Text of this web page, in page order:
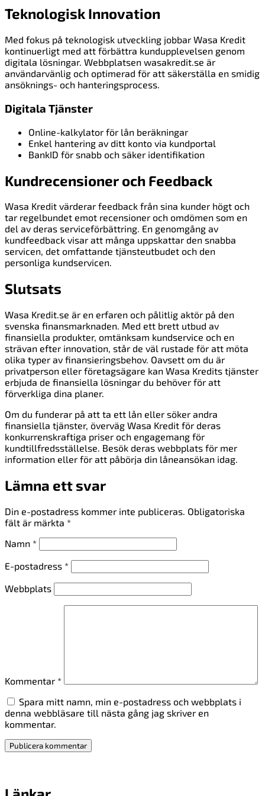
Teknologisk Innovation
Med fokus på teknologisk utveckling jobbar Wasa Kredit
kontinuerligt med att förbättra kundupplevelsen genom
digitala lösningar. Webbplatsen wasakredit.se är
användarvänlig och optimerad för att säkerställa en smidig
ansöknings- och hanteringsprocess.
Digitala Tjänster
Online-kalkylator för lån beräkningar
Enkel hantering av ditt konto via kundportal
BankID för snabb och säker identifikation
Kundrecensioner och Feedback
Wasa Kredit värderar feedback från sina kunder högt och
tar regelbundet emot recensioner och omdömen som en
del av deras serviceförbättring. En genomgång av
kundfeedback visar att många uppskattar den snabba
servicen, det omfattande tjänsteutbudet och den
personliga kundservicen.
Slutsats
Wasa Kredit.se är en erfaren och pålitlig aktör på den
svenska finansmarknaden. Med ett brett utbud av
finansiella produkter, omtänksam kundservice och en
strävan efter innovation, står de väl rustade för att möta
olika typer av finansieringsbehov. Oavsett om du är
privatperson eller företagsägare kan Wasa Kredits tjänster
erbjuda de finansiella lösningar du behöver för att
förverkliga dina planer.
Om du funderar på att ta ett lån eller söker andra
finansiella tjänster, överväg Wasa Kredit för deras
konkurrenskraftiga priser och engagemang för
kundtillfredsställelse. Besök deras webbplats för mer
information eller för att påbörja din låneansökan idag.
Lämna ett svar
Din e-postadress kommer inte publiceras. Obligatoriska
fält är märkta *
Namn *
E-postadress *
Webbplats
Kommentar *
Spara mitt namn, min e-postadress och webbplats i
denna webbläsare till nästa gång jag skriver en
kommentar.